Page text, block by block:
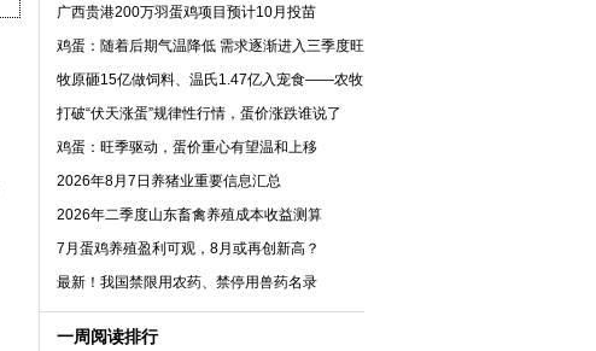
园正式投产
广西贵港200万羽蛋鸡项目预计10月投苗
鸡蛋：随着后期气温降低 需求逐渐进入三季度旺
季
牧原砸15亿做饲料、温氏1.47亿入宠食——农牧
企业的“第二战场”全面开打
打破“伏天涨蛋”规律性行情，蛋价涨跌谁说了
算？
鸡蛋：旺季驱动，蛋价重心有望温和上移
2026年8月7日养猪业重要信息汇总
2026年二季度山东畜禽养殖成本收益测算
7月蛋鸡养殖盈利可观，8月或再创新高？
最新！我国禁限用农药、禁停用兽药名录
（2026）
一周阅读排行